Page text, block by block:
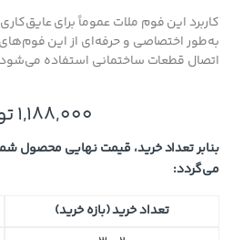
کاربرد این فوم ملات عموماً برای
به‌طور اختصاصی و حرفه‌ای از این فوم‌های
اتصال قطعات ساختمانی استفاده می‌شود
1,188,000
بنابر تعداد خرید، قیمت نهایی محصول
می‌گردد:
تعداد خرید (بازه خرید)